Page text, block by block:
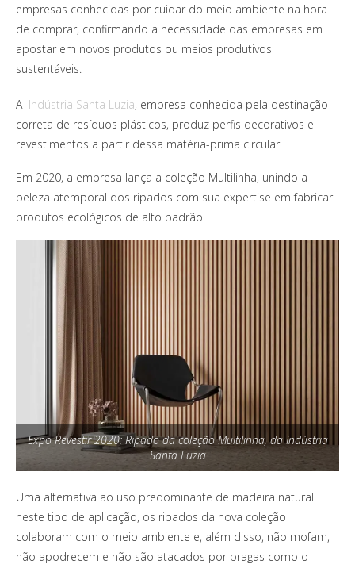
empresas conhecidas por cuidar do meio ambiente na hora
de comprar, confirmando a necessidade das empresas em
apostar em novos produtos ou meios produtivos
sustentáveis.
A Indústria Santa Luzia, empresa conhecida pela destinação
correta de resíduos plásticos, produz perfis decorativos e
revestimentos a partir dessa matéria-prima circular.
Em 2020, a empresa lança a coleção Multilinha, unindo a
beleza atemporal dos ripados com sua expertise em fabricar
produtos ecológicos de alto padrão.
Expo Revestir 2020: Ripado da coleção Multilinha, da Indústria
Santa Luzia
Uma alternativa ao uso predominante de madeira natural
neste tipo de aplicação, os ripados da nova coleção
colaboram com o meio ambiente e, além disso, não mofam,
não apodrecem e não são atacados por pragas como o